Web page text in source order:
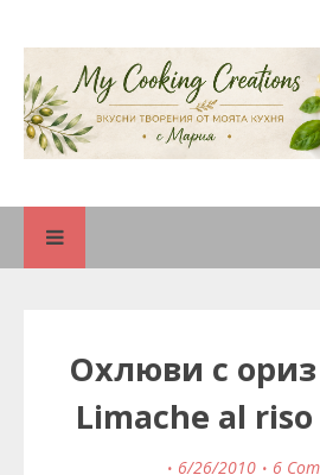
Охлюви с
Limache al
6/26/2010 6